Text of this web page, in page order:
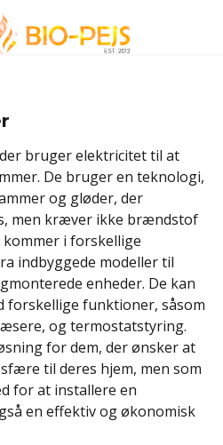
bruger elektricitet til at
De bruger en teknologi,
og gløder, der
men kræver ikke brændstof
i forskellige
indbyggede modeller til
enheder. De kan
forskellige funktioner, såsom
og termostatstyring.
for dem, der ønsker at
til deres hjem, men som
for at installere en
en effektiv og økonomisk